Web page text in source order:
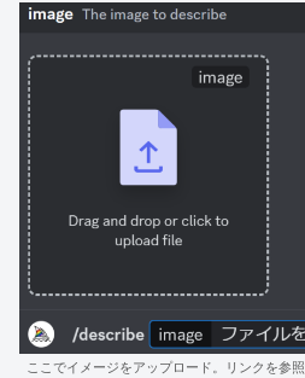
ここでイメージをアップロード。リンクを参